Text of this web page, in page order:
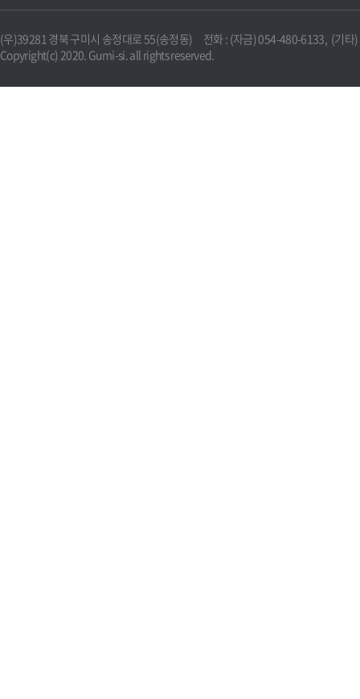
(우)39281 경북 구미시 송정대로 55(송정동) 전화 : (자금) 054-480-6133, (기타
Copyright(c) 2020. Gumi-si. all rights reserved.